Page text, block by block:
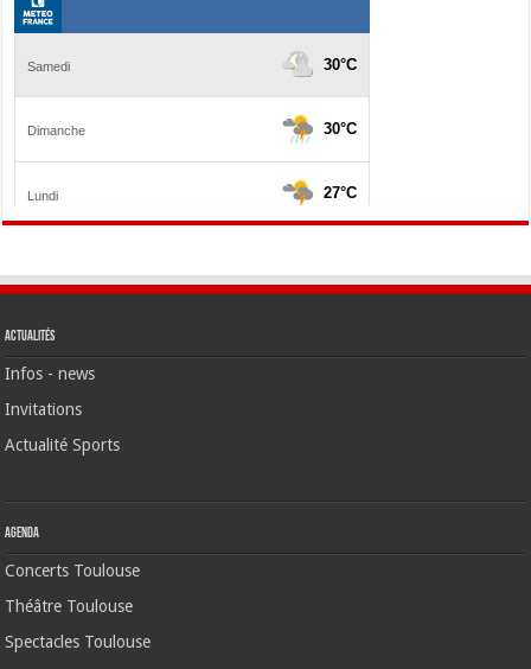
Actualités
Infos - news
Invitations
Actualité Sports
Agenda
Concerts Toulouse
Théâtre Toulouse
Spectacles Toulouse